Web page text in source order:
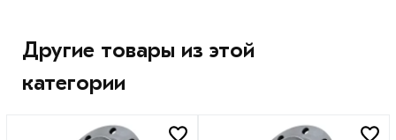
Другие товары из этой
категории